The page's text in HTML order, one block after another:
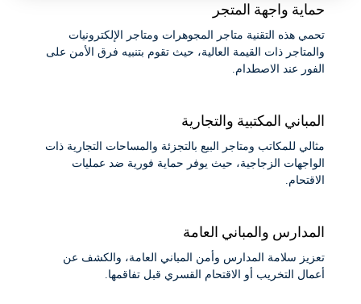
حماية واجهة المتجر
تحمي هذه التقنية متاجر المجوهرات ومتاجر الإلكترونيات
والمتاجر ذات القيمة العالية، حيث تقوم بتنبيه فرق الأمن على
الفور عند الاصطدام.
المباني المكتبية والتجارية
مثالي للمكاتب ومتاجر البيع بالتجزئة والمساحات التجارية ذات
الواجهات الزجاجية، حيث يوفر حماية فورية ضد عمليات
الاقتحام.
المدارس والمباني العامة
تعزيز سلامة المدارس وأمن المباني العامة، والكشف عن
أعمال التخريب أو الاقتحام القسري قبل تفاقمها.